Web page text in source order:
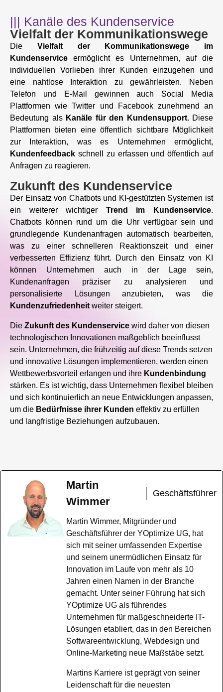
||| Kanäle des Kundenservice
Vielfalt der Kommunikationswege
Die Vielfalt der Kommunikationswege im
Kundenservice ermöglicht es Unternehmen, auf die
individuellen Vorlieben ihrer Kunden einzugehen und
eine nahtlose Interaktion zu gewährleisten. Neben
Telefon und E-Mail gewinnen auch Social Media
Plattformen wie Twitter und Facebook zunehmend an
Bedeutung als Kanäle für den Kundensupport.Diese
Plattformen bieten eine öffentlich sichtbare Möglichkeit
zur Interaktion, was es Unternehmen ermöglicht,
Kundenfeedback schnell zu erfassen und öffentlich auf
Anfragen zu reagieren.
Zukunft des Kundenservice
Der Einsatz von Chatbots und KI-gestützten Systemen ist
ein weiterer wichtiger Trend im Kundenservice.
Chatbots können rund um die Uhr verfügbar sein und
grundlegende Kundenanfragen automatisch bearbeiten,
was zu einer schnelleren Reaktionszeit und einer
verbesserten Effizienz führt. Durch den Einsatz von KI
können Unternehmen auch in der Lage sein,
Kundenanfragen präziser zu analysieren und
personalisierte Lösungen anzubieten, was die
Kundenzufriedenheitweiter steigert.
Die Zukunft des Kundenservice wird daher von diesen
technologischen Innovationen maßgeblich beeinflusst
sein. Unternehmen, die frühzeitig auf diese Trends setzen
und innovative Lösungen implementieren, werden einen
Wettbewerbsvorteil erlangen und ihre Kundenbindung
stärken. Es ist wichtig, dass Unternehmen flexibel bleiben
und sich kontinuierlich an neue Entwicklungen anpassen,
um die Bedürfnisse ihrer Kunden effektiv zu erfüllen
und langfristige Beziehungen aufzubauen.
Martin
Wimmer
Geschäftsführer
Martin Wimmer, Mitgründer und
Geschäftsführer der YOptimize UG, hat
sich mit seiner umfassenden Expertise
und seinem unermüdlichen Einsatz für
Innovation im Laufe von mehr als 10
Jahren einen Namen in der Branche
gemacht. Unter seiner Führung hat sich
YOptimize UG als führendes
Unternehmen für maßgeschneiderte IT-
Lösungen etabliert, das in den Bereichen
Softwareentwicklung, Webdesign und
Online-Marketing neue Maßstäbe setzt.
Martins Karriere ist geprägt von seiner
Leidenschaft für die neuesten